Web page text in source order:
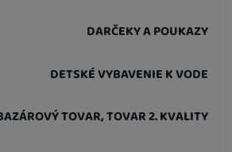
DARČEKY A POUKAZY
DETSKÉ VYBAVENIE K VODE
TOVAR, TOVAR 2. KVALITY